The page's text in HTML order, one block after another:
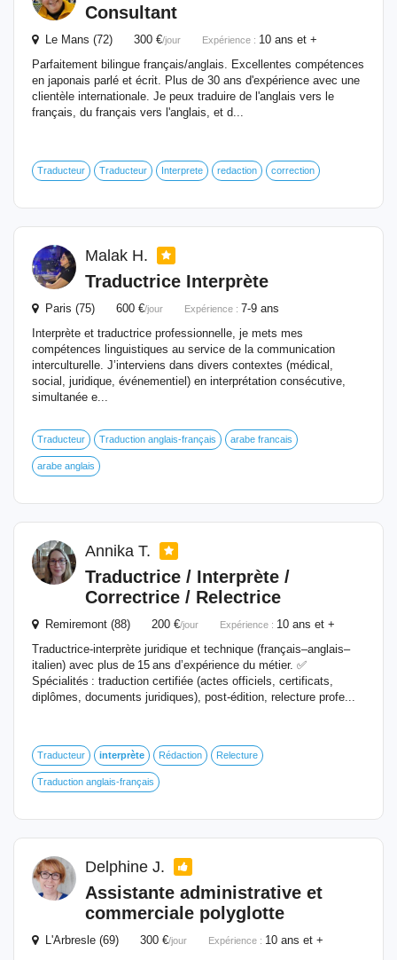
Consultant
Le Mans (72) 300 €/jour Expérience : 10 ans et +
Parfaitement bilingue français/anglais. Excellentes compétences
en japonais parlé et écrit. Plus de 30 ans d'expérience avec une
clientèle internationale. Je peux traduire de l'anglais vers le
français, du français vers l'anglais, et d...
Traducteur Traducteur Interprete redaction correction
Malak H.
Traductrice Interprète
Paris (75) 600 €/jour Expérience : 7-9 ans
Interprète et traductrice professionnelle, je mets mes
compétences linguistiques au service de la communication
interculturelle. J’interviens dans divers contextes (médical,
social, juridique, événementiel) en interprétation consécutive,
simultanée e...
Traducteur Traduction anglais-français arabe francais
arabe anglais
Annika T.
Traductrice / Interprète /
Correctrice / Relectrice
Remiremont (88) 200 €/jour Expérience : 10 ans et +
Traductrice‑interprète juridique et technique (français–anglais–
italien) avec plus de 15 ans d’expérience du métier. ✅
Spécialités : traduction certifiée (actes officiels, certificats,
diplômes, documents juridiques), post‑édition, relecture profe...
Traducteur interprète Rédaction Relecture
Traduction anglais-français
Delphine J.
Assistante administrative et
commerciale polyglotte
L'Arbresle (69) 300 €/jour Expérience : 10 ans et +